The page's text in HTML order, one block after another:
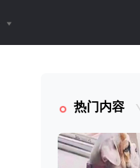
热门内容